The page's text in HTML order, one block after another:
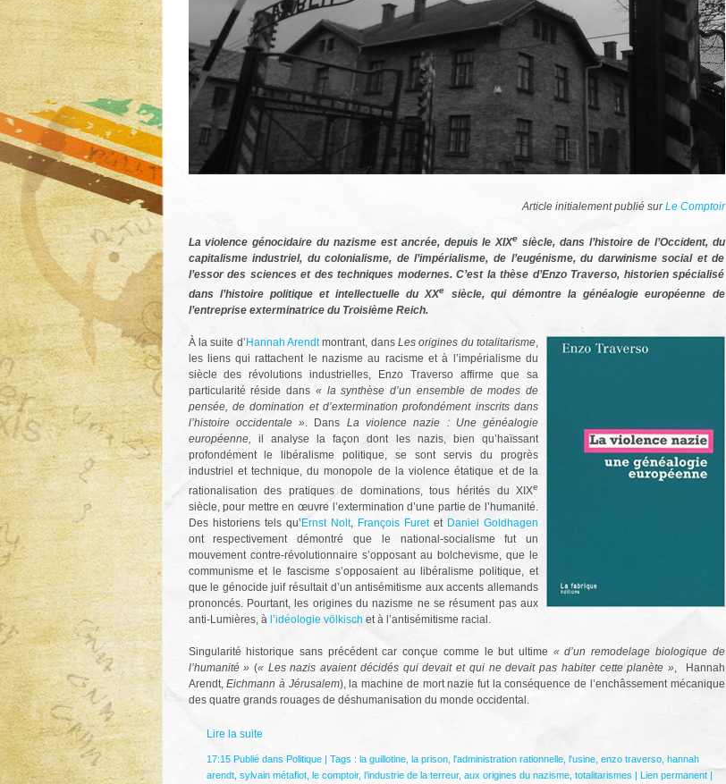
Article initialement publié surLe Comptoir
La violence génocidaire du nazisme est ancrée, depuis le XIXe siècle, dans l’histoire de l’Occident, du
capitalisme industriel, du colonialisme, de l’impérialisme, de l’eugénisme, du darwinisme social et de
l’essor des sciences et des techniques modernes. C’est la thèse d’Enzo Traverso, historien spécialisé
dans l’histoire politique et intellectuelle du XXe
siècle, qui démontre la généalogie européenne de
l’entreprise exterminatrice du Troisième Reich.
À la suite d’Hannah Arendtmontrant, dansLes origines du totalitarisme
les liens qui rattachent le nazisme au racisme et à l’impérialisme du
siècle des révolutions industrielles, Enzo Traverso affirme que sa
particularité réside dans « la synthèse d’un ensemble de modes de
pensée, de domination et d’extermination profondément inscrits dans
l’histoire occidentale » . Dans La violence nazie : Une généalogie
européenne,
il analyse la façon dont les nazis, bien qu’haïssant
profondément le libéralisme politique, se sont servis du progrès
industriel et technique, du monopole de la violence étatique et de la
rationalisation des pratiques de dominations, tous hérités du XIXe
siècle, pour mettre en œuvre l’extermination d’une partie de l’humanité.
Des historiens tels qu’Ernst Nolt, François Furetet Daniel Goldhagen
ont respectivement démontré que le national-socialisme fut un
mouvement contre-révolutionnaire s’opposant au bolchevisme, que le
communisme et le fascisme s’opposaient au libéralisme politique, et
que le génocide juif résultait d’un antisémitisme aux accents allemands
prononcés. Pourtant, les origines du nazisme ne se résument pas aux
anti-Lumières, à l’idéologie völkisch et à l’antisémitisme racial.
Singularité historique sans précédent car conçue comme le but ultime « d’un remodelage biologique de
l’humanité » (« Les nazis avaient décidés qui devait et qui ne devait pas habiter cette planète » , Hannah
Arendt,Eichmann à Jérusalem), la machine de mort nazie fut la conséquence de l’enchâssement mécanique
des quatre grands rouages de déshumanisation du monde occidental.
Lire la suite
17:15 Publié dans Politique| Tags : la guillotine, la prison, l'administration rationnelle, l'usine, enzo traverso, hannah
arendt, sylvain métafiot, le comptoir, l’industrie de la terreur, aux origines du nazisme, totalitarismes | Lien permanent|